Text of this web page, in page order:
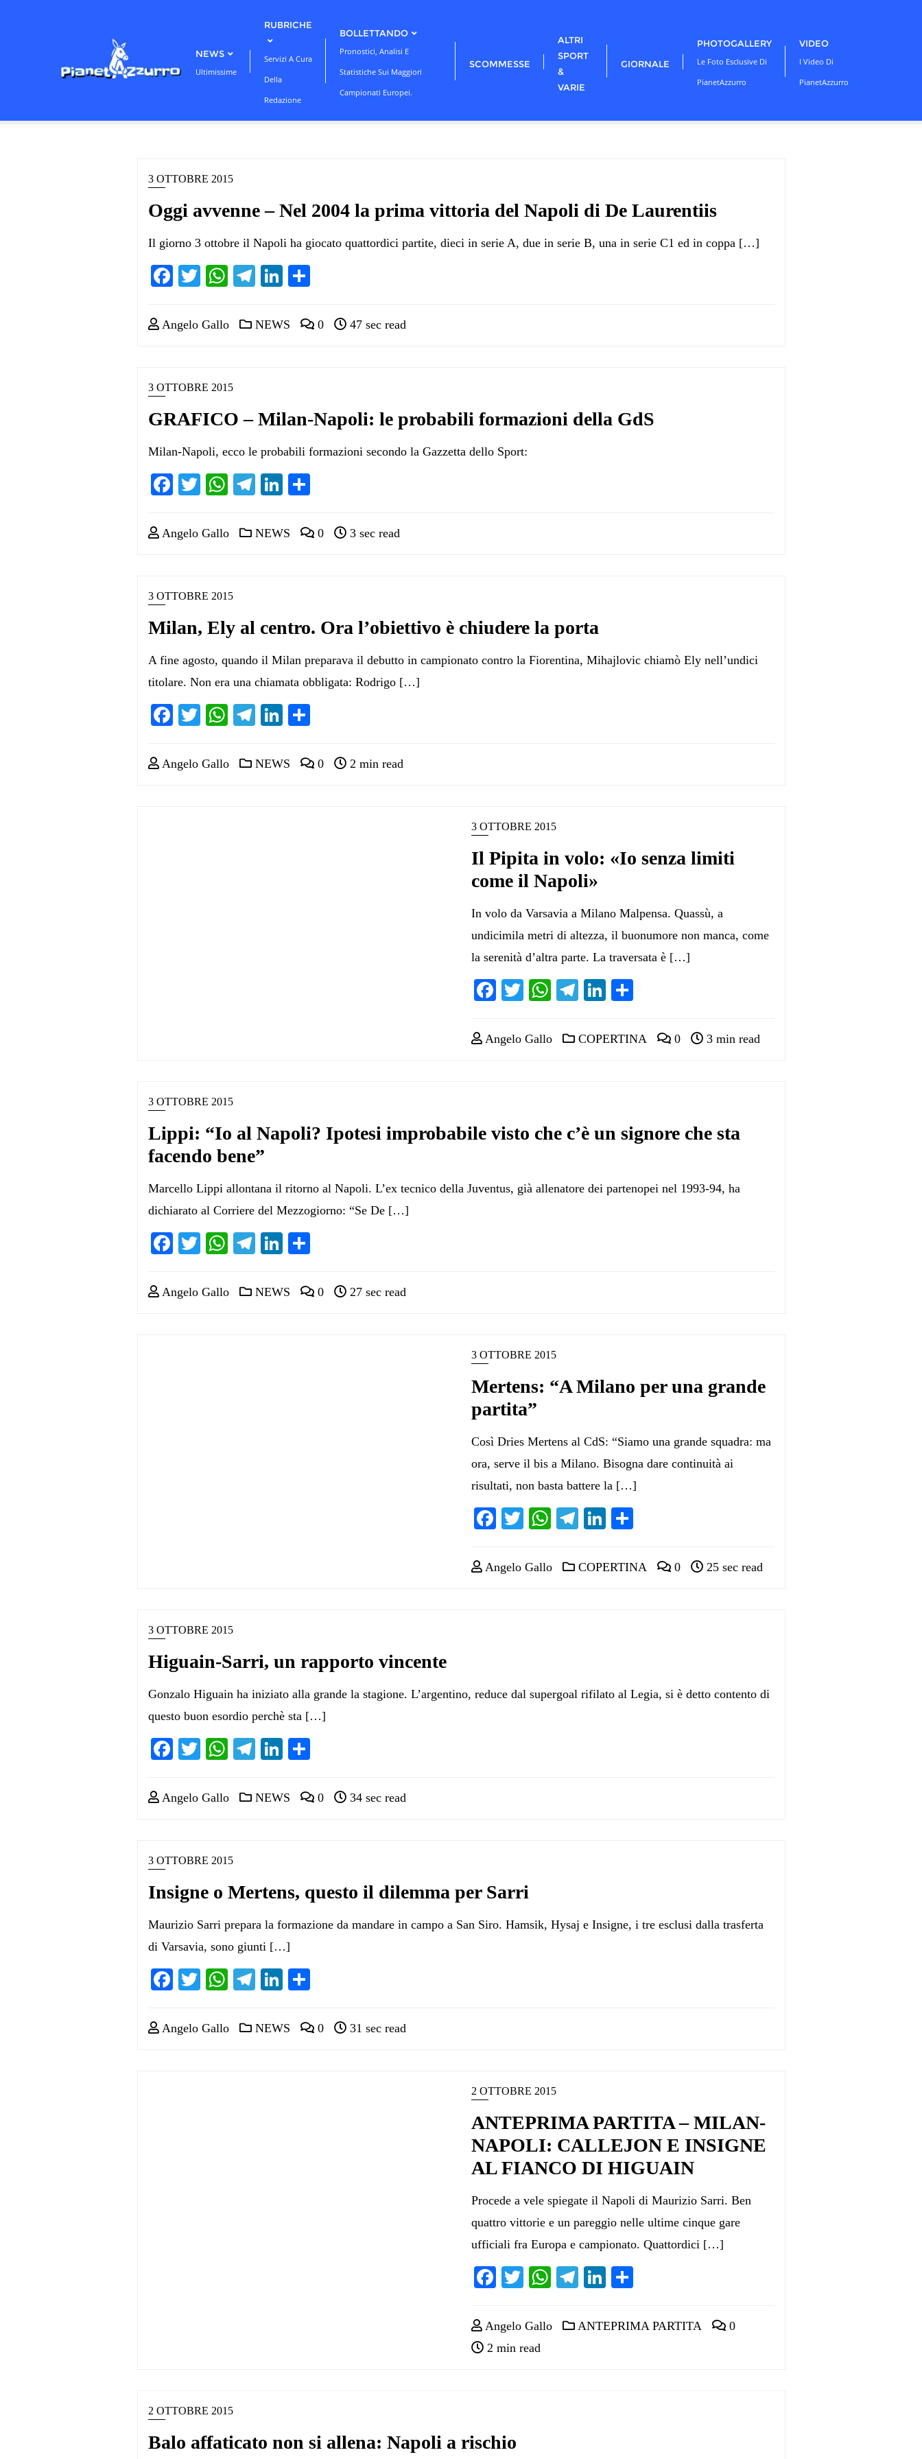
NEWS
Ultimissime
RUBRICHE
Servizi A Cura
Della
Redazione
BOLLETTANDO
Pronostici, Analisi E
Statistiche Sui Maggiori
Campionati Europei.
SCOMMESSE
ALTRI
SPORT
&
VARIE
GIORNALE
PHOTOGALLERY
Le Foto Esclusive Di
PianetAzzurro
VIDEO
I Video Di
PianetAzzurro
3 OTTOBRE 2015
Oggi avvenne – Nel 2004 la prima vittoria del Napoli di De Laurentiis
Il giorno 3 ottobre il Napoli ha giocato quattordici partite, dieci in serie A, due in serie B, una in serie C1 ed in coppa […]
Facebook
TwitterWhatsApp
Telegram
LinkedIn
Angelo Gallo NEWS 0 47 sec read
3 OTTOBRE 2015
GRAFICO – Milan-Napoli: le probabili formazioni della GdS
Milan-Napoli, ecco le probabili formazioni secondo la Gazzetta dello Sport:
Facebook
TwitterWhatsApp
Telegram
LinkedIn
Angelo Gallo NEWS 0 3 sec read
3 OTTOBRE 2015
Milan, Ely al centro. Ora l’obiettivo è chiudere la porta
A fine agosto, quando il Milan preparava il debutto in campionato contro la Fiorentina, Mihajlovic chiamò Ely nell’undici
titolare. Non era una chiamata obbligata: Rodrigo […]
Facebook
TwitterWhatsApp
Telegram
LinkedIn
Angelo Gallo NEWS 0 2 min read
3 OTTOBRE 2015
Il Pipita in volo: «Io senza limiti
come il Napoli»
In volo da Varsavia a Milano Malpensa. Quassù, a
undicimila metri di altezza, il buonumore non manca, come
la serenità d’altra parte. La traversata è […]
Facebook
TwitterWhatsApp
Telegram
LinkedIn
Angelo Gallo COPERTINA 0 3 min read
3 OTTOBRE 2015
Lippi: “Io al Napoli? Ipotesi improbabile visto che c’è un signore che sta
facendo bene”
Marcello Lippi allontana il ritorno al Napoli. L’ex tecnico della Juventus, già allenatore dei partenopei nel 1993-94, ha
dichiarato al Corriere del Mezzogiorno: “Se De […]
Facebook
TwitterWhatsApp
Telegram
LinkedIn
Angelo Gallo NEWS 0 27 sec read
3 OTTOBRE 2015
Mertens: “A Milano per una grande
partita”
Così Dries Mertens al CdS: “Siamo una grande squadra: ma
ora, serve il bis a Milano. Bisogna dare continuità ai
risultati, non basta battere la […]
Facebook
TwitterWhatsApp
Telegram
LinkedIn
Angelo Gallo COPERTINA 0 25 sec read
3 OTTOBRE 2015
Higuain-Sarri, un rapporto vincente
Gonzalo Higuain ha iniziato alla grande la stagione. L’argentino, reduce dal supergoal rifilato al Legia, si è detto contento di
questo buon esordio perchè sta […]
Facebook
TwitterWhatsApp
Telegram
LinkedIn
Angelo Gallo NEWS 0 34 sec read
3 OTTOBRE 2015
Insigne o Mertens, questo il dilemma per Sarri
Maurizio Sarri prepara la formazione da mandare in campo a San Siro. Hamsik, Hysaj e Insigne, i tre esclusi dalla trasferta
di Varsavia, sono giunti […]
Facebook
TwitterWhatsApp
Telegram
LinkedIn
Angelo Gallo NEWS 0 31 sec read
2 OTTOBRE 2015
ANTEPRIMA PARTITA – MILAN-
NAPOLI: CALLEJON E INSIGNE
AL FIANCO DI HIGUAIN
Procede a vele spiegate il Napoli di Maurizio Sarri. Ben
quattro vittorie e un pareggio nelle ultime cinque gare
ufficiali fra Europa e campionato. Quattordici […]
Facebook
TwitterWhatsApp
Telegram
LinkedIn
Angelo Gallo ANTEPRIMA PARTITA
0
2 min read
2 OTTOBRE 2015
Balo affaticato non si allena: Napoli a rischio